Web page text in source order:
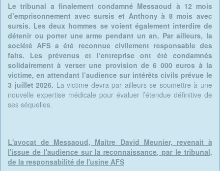
Le tribunal a finalement condamné Messaoud à 12 mois
d’emprisonnement avec sursis et Anthony à 8 mois avec
sursis. Les deux hommes se voient également interdire de
détenir ou porter une arme pendant un an. Par ailleurs, la
société AFS a été reconnue civilement responsable des
faits. Les prévenus et l’entreprise ont été condamnés
solidairement à verser une provision de 6 000 euros à la
victime, en attendant l’audience sur intérêts civils prévue le
3 juillet 2026. La victime devra par ailleurs se soumettre à une
nouvelle expertise médicale pour évaluer l’étendue définitive de
ses séquelles.
L'avocat de Messaoud, Maître David Meunier, revenait à
l'issue de l'audience sur la reconnaissance, par le tribunal,
de la responsabilité de l'usine AFS